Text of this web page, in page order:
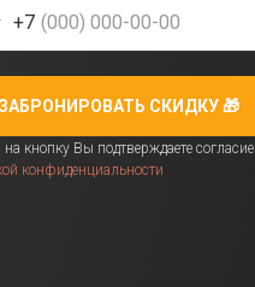
+7
СКИДКУ 🎁
кнопку Вы подтверждаете согласие
конфиденциальности